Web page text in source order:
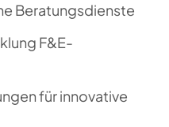
Beratungsdienste
F&E-
für innovative